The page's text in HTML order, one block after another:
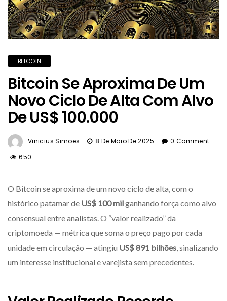
BITCOIN
Bitcoin Se Aproxima De Um
Novo Ciclo De Alta Com Alvo
De US$ 100.000
Vinicius Simoes 8 De Maio De 2025
0 Comment
650
O Bitcoin se aproxima de um novo ciclo de alta, com o
histórico patamar de US$ 100 milganhando força como alvo
consensual entre analistas. O “valor realizado” da
criptomoeda — métrica que soma o preço pago por cada
unidade em circulação — atingiu US$ 891 bilhões , sinalizando
um interesse institucional e varejista sem precedentes.